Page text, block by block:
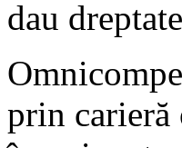
dau
prin carieră